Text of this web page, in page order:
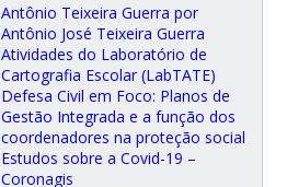
Antônio Teixeira Guerra por
Antônio José Teixeira Guerra
Atividades do Laboratório de
Cartografia Escolar (LabTATE)
Defesa Civil em Foco: Planos de
Gestão Integrada e a função dos
coordenadores na proteção social
Estudos sobre a Covid-19 –
Coronagis